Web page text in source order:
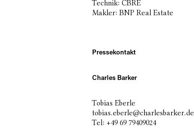
Technik: CBRE
Makler: BNP Real Estate
Pressekontakt
Charles Barker
Tobias Eberle
tobias.eberle@charlesbarker.de
Tel: +49 69 79409024